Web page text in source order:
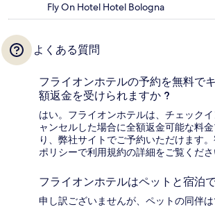
Fly On Hotel Hotel Bologna
よくある質問
フライオンホテルの予約を無料で
額返金を受けられますか ?
はい。フライオンホテルは、チェック
ャンセルした場合に全額返金可能な料
り、弊社サイトでご予約いただけます
ポリシーで利用規約の詳細をご覧くださ
フライオンホテルはペットと宿泊
申し訳ございませんが、ペットの同伴